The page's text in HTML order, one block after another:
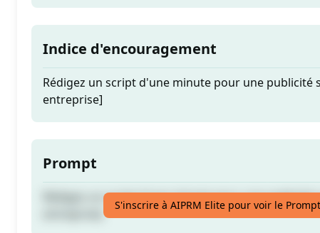
Indice d'encouragement
Rédigez un script d'une minute pour une publicité
entreprise]
Prompt
Rédigez un script d'une minute pour une publicité
S'inscrire à AIPRM Elite pour voir le